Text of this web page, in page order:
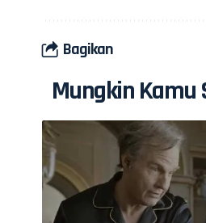
Bagikan
Mungkin Kamu